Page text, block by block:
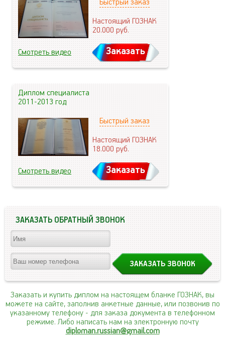
Быстрый заказ
Настоящий ГОЗНАК
20.000руб.
Смотреть видео Заказать
Диплом специалиста
2011-2013 год
Быстрый заказ
Настоящий ГОЗНАК
18.000руб.
Смотреть видео Заказать
ЗАКАЗАТЬ ОБРАТНЫЙ ЗВОНОК
Заказать и купить диплом на настоящем бланке ГОЗНАК, вы
можете на сайте, заполнив анкетные данные, или позвонив по
указанному телефону - для заказа документа в телефонном
режиме. Либо написать нам на электронную почту
diploman.russian@gmail.com